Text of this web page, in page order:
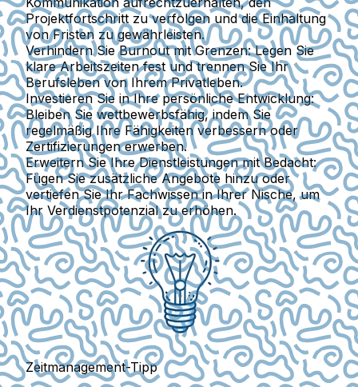
Projektfortschritt zu verfolgen und die Einhaltung
von Fristen zu gewährleisten.
Verhindern Sie Burnout mit Grenzen:Legen Sie
klare Arbeitszeiten fest und trennen Sie Ihr
Berufsleben von Ihrem Privatleben.
Investieren Sie in Ihre persönliche Entwicklung:
Bleiben Sie wettbewerbsfähig, indem Sie
regelmäßig Ihre Fähigkeiten verbessern oder
Zertifizierungen erwerben.
Erweitern Sie Ihre Dienstleistungen mit Bedacht:
Fügen Sie zusätzliche Angebote hinzu oder
vertiefen Sie Ihr Fachwissen in Ihrer Nische, um
Ihr Verdienstpotenzial zu erhöhen.
Zeitmanagement-Tipp